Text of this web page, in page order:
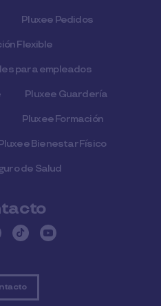
Pluxee Pedidos
Flexible
para empleados
Pluxee Guardería
Pluxee Formación
Bienestar Físico
de Salud